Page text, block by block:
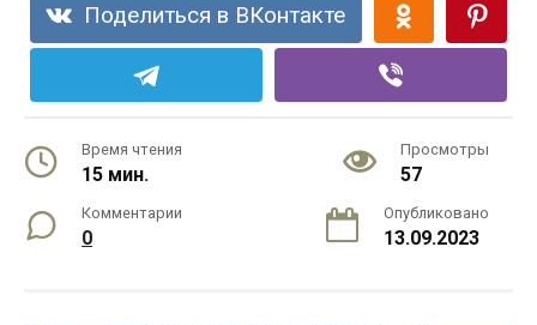
Поделиться в ВКонтакте
Время чтения
15 мин.
Просмотры
57
Комментарии
0
Опубликовано
13.09.2023